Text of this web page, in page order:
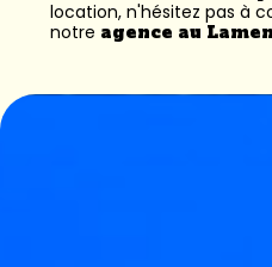
location, n'hésitez pas à
notre agence au